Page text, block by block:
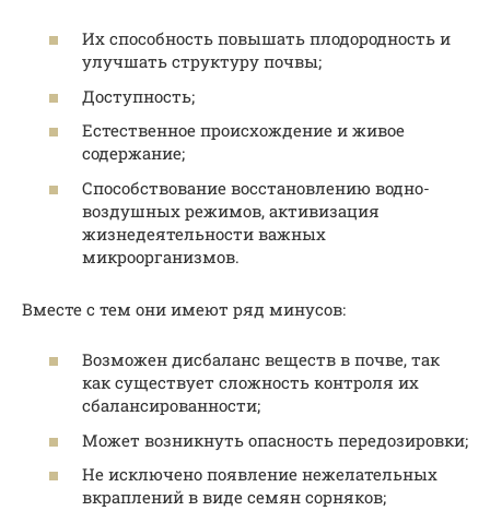
Их способность повышать плодородность и
улучшать структуру почвы;
Доступность;
Естественное происхождение и живое
содержание;
Способствование восстановлению водно-
воздушных режимов, активизация
жизнедеятельности важных
микроорганизмов.
Вместе с тем они имеют ряд минусов:
Возможен дисбаланс веществ в почве, так
как существует сложность контроля их
сбалансированности;
Может возникнуть опасность передозировки;
Не исключено появление нежелательных
вкраплений в виде семян сорняков;